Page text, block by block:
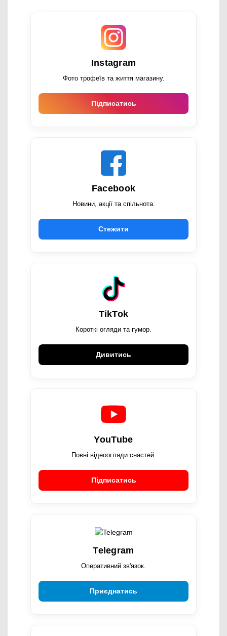
Instagram
Фото трофеїв та життя магазину.
Підписатись
Facebook
Новини, акції та спільнота.
Стежити
TikTok
Короткі огляди та гумор.
Дивитись
YouTube
Повні відеоогляди снастей.
Підписатись
Telegram
Оперативний зв'язок.
Приєднатись